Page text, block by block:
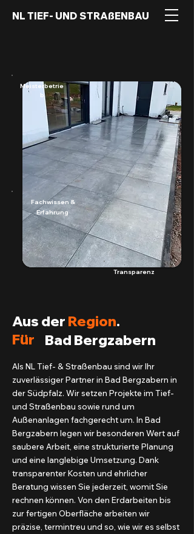
NL TIEF- UND STRAßENBAU
Fachwissen &
Erfahrung
Meisterbetrie
b
Transparenz
Aus der Region.
Für
Bad Bergzabern
Als NL Tief- & Straßenbau sind wir Ihr
zuverlässiger Partner in Bad Bergzabern in
der Südpfalz. Wir setzen Projekte im Tief-
und Straßenbau sowie rund um
Außenanlagen fachgerecht um. In Bad
Bergzabern legen wir besonderen Wert auf
saubere Arbeit, eine strukturierte Planung
und eine langlebige Umsetzung. Dank
transparenter Kosten und ehrlicher
Beratung wissen Sie jederzeit, womit Sie
rechnen können. Von den Erdarbeiten bis
zur fertigen Oberfläche arbeiten wir
präzise, termintreu und so, wie wir es selbst